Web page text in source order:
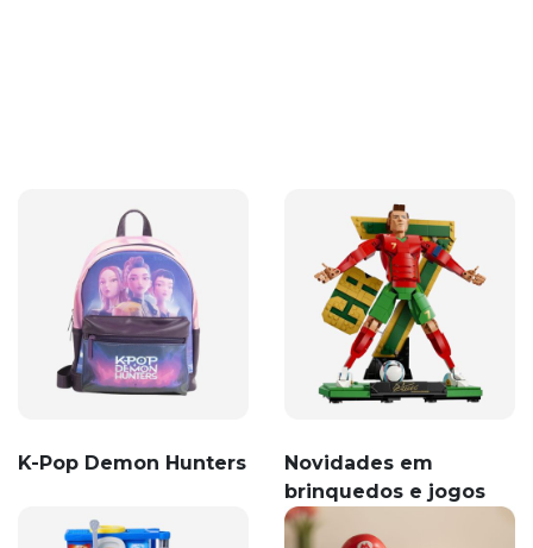
K-Pop Demon Hunters
Novidades em
brinquedos e jogos